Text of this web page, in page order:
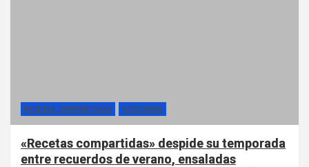
RECETAS COMPARTIDAS SECCIONES
«Recetas compartidas» despide su temporada
entre recuerdos de verano, ensaladas